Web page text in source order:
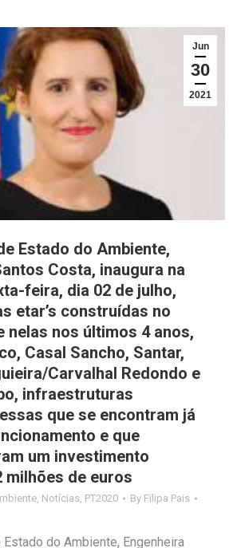
Jun
30
2021
Estado do Ambiente,
Costa, inaugura na
feira, dia 02 de julho,
etar’s construídas no
nelas nos últimos 4 anos,
Casal Sancho, Santar,
Carvalhal Redondo e
infraestruturas
que se encontram já
e que
um investimento
milhões de euros
, Notícias, PT2020 By Filipa Pais
do Ambiente, Engenheira